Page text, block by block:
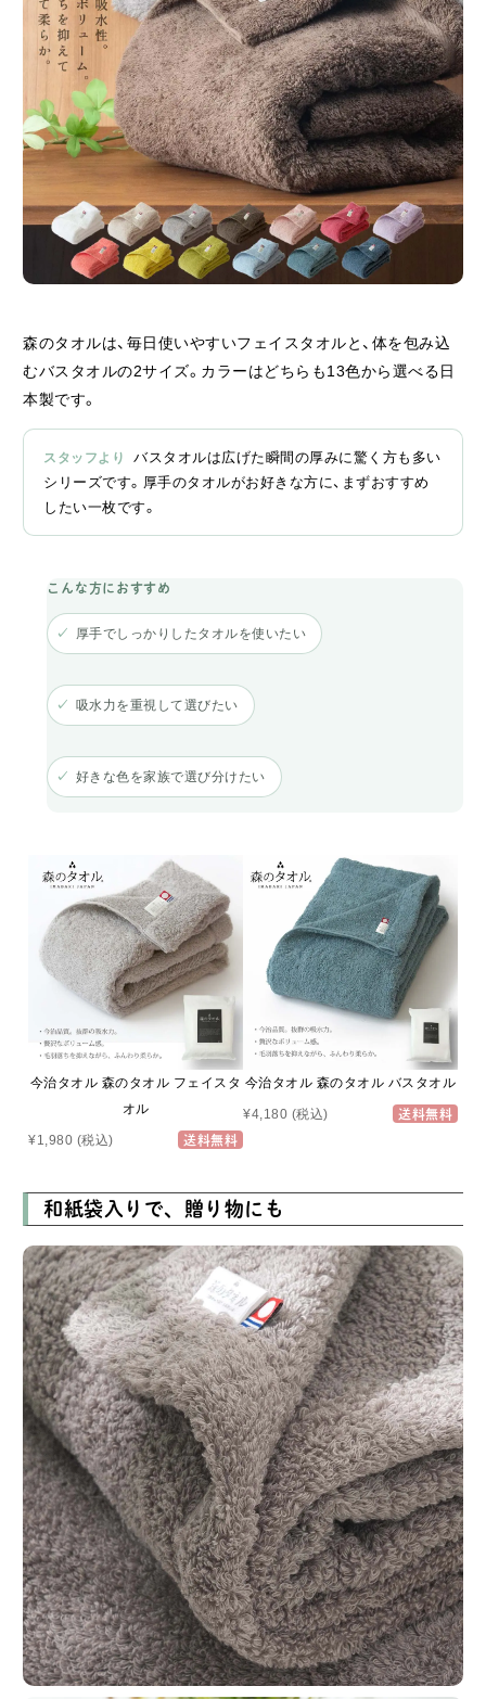
森のタオルは、毎日使いやすいフェイスタオルと、体を包み込
むバスタオルの2サイズ。カラーはどちらも13色から選べる日
本製です。
バスタオルは広げた瞬間の厚みに驚く方も多い
シリーズです。厚手のタオルがお好きな方に、まずおすすめ
したい一枚です。
厚手でしっかりしたタオルを使いたい
吸水力を重視して選びたい
好きな色を家族で選び分けたい
今治タオル 森のタオル フェイスタ
オル
¥1,980 (税込) 送料無料
今治タオル 森のタオル バスタオル
¥4,180 (税込) 送料無料
和紙袋入りで、贈り物にも